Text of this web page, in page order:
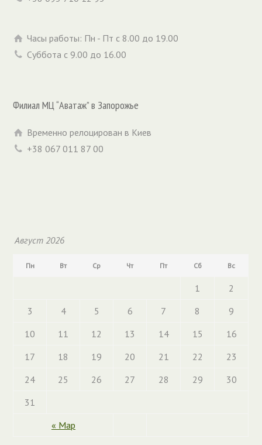
Часы работы: Пн - Пт с 8.00 до 19.00
Суббота с 9.00 до 16.00
Филиал МЦ “Аватаж” в Запорожье
Временно релоцирован в Киев
+38 067 011 87 00
Август 2026
Пн Вт Ср Чт Пт Сб Вс
« Мар
1
2
3
4 5 6 7 8
9
10
11 12 13 14 15
16
17
18 19 20 21 22
23
24
25 26 27 28 29
30
31